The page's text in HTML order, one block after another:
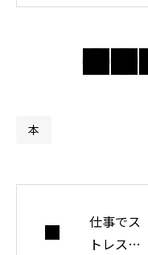
本
仕事でス
トレス、